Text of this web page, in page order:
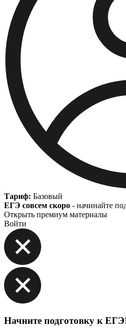
Тариф: Базовый
ЕГЭ совсем скоро - начинайте
Открыть премиум материалы
Войти
Начните подготовку к